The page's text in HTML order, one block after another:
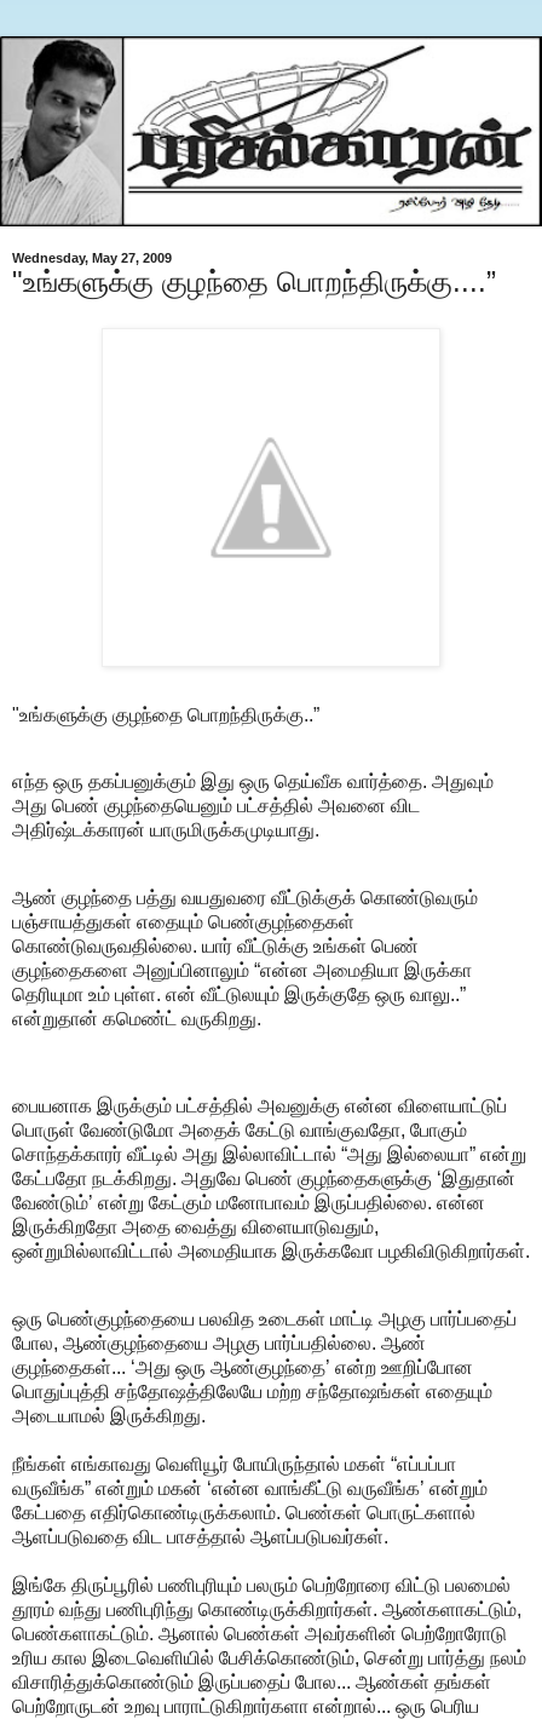
Wednesday, May 27, 2009
"உங்களுக்கு குழந்தை பொறந்திருக்கு....”
"உங்களுக்கு குழந்தை பொறந்திருக்கு..”
எந்த ஒரு தகப்பனுக்கும் இது ஒரு தெய்வீக வார்த்தை. அதுவும்
அது பெண் குழந்தையெனும் பட்சத்தில் அவனை விட
அதிர்ஷ்டக்காரன் யாருமிருக்கமுடியாது.
ஆண் குழந்தை பத்து வயதுவரை வீட்டுக்குக் கொண்டுவரும்
பஞ்சாயத்துகள் எதையும் பெண்குழந்தைகள்
கொண்டுவருவதில்லை. யார் வீட்டுக்கு உங்கள் பெண்
குழந்தைகளை அனுப்பினாலும் “என்ன அமைதியா இருக்கா
தெரியுமா உம் புள்ள. என் வீட்டுலயும் இருக்குதே ஒரு வாலு..”
என்றுதான் கமெண்ட் வருகிறது.
பையனாக இருக்கும் பட்சத்தில் அவனுக்கு என்ன விளையாட்டுப்
பொருள் வேண்டுமோ அதைக் கேட்டு வாங்குவதோ, போகும்
சொந்தக்காரர் வீட்டில் அது இல்லாவிட்டால் “அது இல்லையா” என்று
கேட்பதோ நடக்கிறது. அதுவே பெண் குழந்தைகளுக்கு ‘இதுதான்
வேண்டும்’ என்று கேட்கும் மனோபாவம் இருப்பதில்லை. என்ன
இருக்கிறதோ அதை வைத்து விளையாடுவதும்,
ஒன்றுமில்லாவிட்டால் அமைதியாக இருக்கவோ பழகிவிடுகிறார்கள்.
ஒரு பெண்குழந்தையை பலவித உடைகள் மாட்டி அழகு பார்ப்பதைப்
போல, ஆண்குழந்தையை அழகு பார்ப்பதில்லை. ஆண்
குழந்தைகள்... ‘அது ஒரு ஆண்குழந்தை’ என்ற ஊறிப்போன
பொதுப்புத்தி சந்தோஷத்திலேயே மற்ற சந்தோஷங்கள் எதையும்
அடையாமல் இருக்கிறது.
நீங்கள் எங்காவது வெளியூர் போயிருந்தால் மகள் “எப்பப்பா
வருவீங்க” என்றும் மகன் ‘என்ன வாங்கீட்டு வருவீங்க’ என்றும்
கேட்பதை எதிர்கொண்டிருக்கலாம். பெண்கள் பொருட்களால்
ஆளப்படுவதை விட பாசத்தால் ஆளப்படுபவர்கள்.
இங்கே திருப்பூரில் பணிபுரியும் பலரும் பெற்றோரை விட்டு பலமைல்
தூரம் வந்து பணிபுரிந்து கொண்டிருக்கிறார்கள். ஆண்களாகட்டும்,
பெண்களாகட்டும். ஆனால் பெண்கள் அவர்களின் பெற்றோரோடு
உரிய கால இடைவெளியில் பேசிக்கொண்டும், சென்று பார்த்து நலம்
விசாரித்துக்கொண்டும் இருப்பதைப் போல... ஆண்கள் தங்கள்
பெற்றோருடன் உறவு பாராட்டுகிறார்களா என்றால்... ஒரு பெரிய